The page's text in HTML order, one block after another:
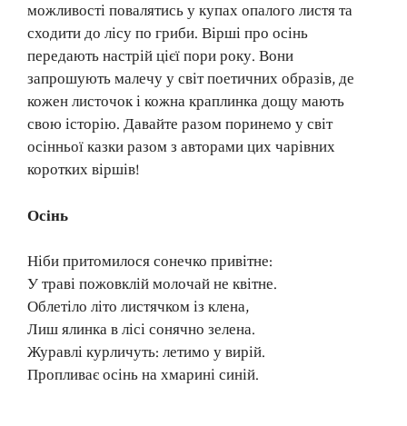
можливості повалятись у купах опалого листя та
сходити до лісу по гриби. Вірші про осінь
передають настрій цієї пори року. Вони
запрошують малечу у світ поетичних образів, де
кожен листочок і кожна краплинка дощу мають
свою історію. Давайте разом поринемо у світ
осінньої казки разом з авторами цих чарівних
коротких віршів!
Осінь
Ніби притомилося сонечко привітне:
У траві пожовклій молочай не квітне.
Облетіло літо листячком із клена,
Лиш ялинка в лісі сонячно зелена.
Журавлі курличуть: летимо у вирій.
Пропливає осінь на хмарині синій.